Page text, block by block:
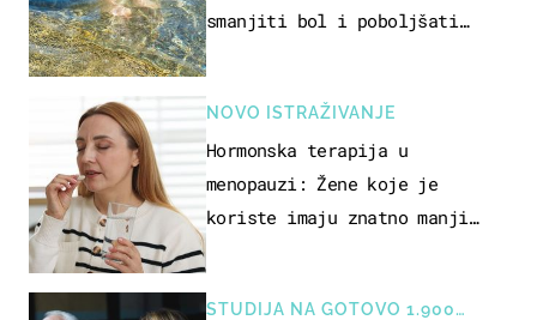
smanjiti bol i poboljšati
NOVO ISTRAŽIVANJE
Hormonska terapija u
menopauzi: Žene koje je
koriste imaju znatno manji
STUDIJA NA GOTOVO 1.900